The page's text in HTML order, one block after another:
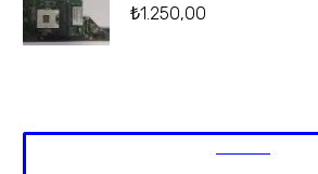
₺1.250,00